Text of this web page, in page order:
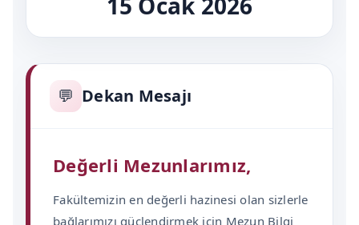
💬 Dekan Mesajı
Değerli Mezunlarımız,
Fakültemizin en değerli hazinesi olan sizlerle
bağlarımızı güçlendirmek için Mezun Bilgi